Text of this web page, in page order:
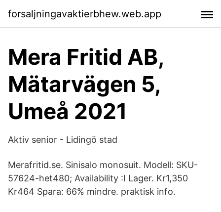
forsaljningavaktierbhew.web.app
Mera Fritid AB,
Mätarvägen 5,
Umeå 2021
Aktiv senior - Lidingö stad
Merafritid.se. Sinisalo monosuit. Modell: SKU-
57624-het480; Availability :I Lager. Kr1,350
Kr464 Spara: 66% mindre. praktisk info.